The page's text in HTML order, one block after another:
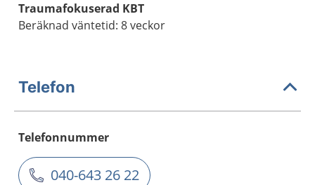
Traumafokuserad KBT
Beräknad väntetid: 8 veckor
Telefon
Telefonnummer
040-643 26 22